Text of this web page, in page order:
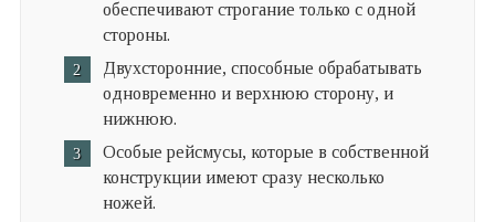
обеспечивают строгание только с одной
стороны.
Двухсторонние, способные обрабатывать
одновременно и верхнюю сторону, и
нижнюю.
Особые рейсмусы, которые в собственной
конструкции имеют сразу несколько
ножей.